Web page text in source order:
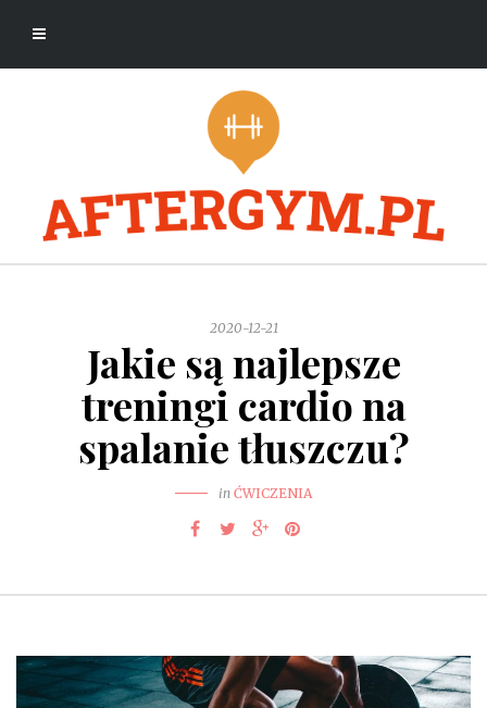
2020-12-21
Jakie są najlepsze
treningi cardio na
spalanie tłuszczu?
in ĆWICZENIA